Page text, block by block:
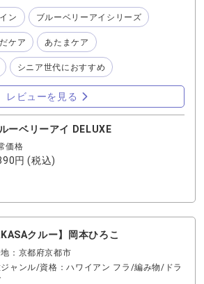
デラックスなの？ 何がデラックスな
した 『ブルーベリーアイ』と『ブル
（デラックス）』 私がどのように使
に飲んでみて何がデラックスだと感じ
思います 『ブルーベリーアイ
）』は 『ブルーベリーアイ』より粒
それでも１日の目安は１粒となってい
と栄養成分も配合量も少し違いがあり
（デラックス）』は ひとみだ
、からだ… 全体的に健康が気になりは
したい内容になっています 『ブルーベ
みのためのオールインワンサプリメン
ブルーベリーアイDELUXE（デラック
健康寿命を支える、16種の成分を厳選
ります その説明の通りで、私のおす
に集中したい場合は ひとみの事を一番
ブルーベリーアイ』 なんとなくの不調
康が気になる方には 『ブルーベリー
クス）』 から始めてみてはいかがで
のになります 確かに、年齢とともに問
ン ブルーベリーアイシリーズ
ケア あたまケア
シニア世代におすすめ
レビューを見る
ーベリーアイ DELUXE
価格
円(税込)
クルー】岡本ひろこ
：京都府京都市
ャンル/資格：ハワイアン フラ/編み物/ドラ